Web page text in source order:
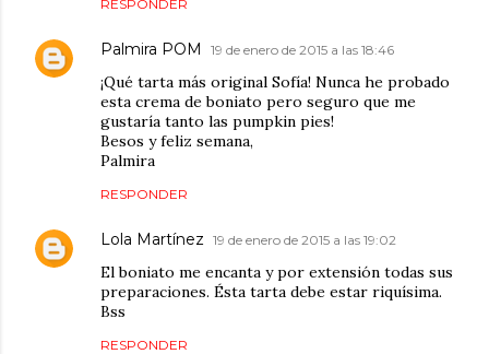
RESPONDER
Palmira POM 19 de enero de 2015 a las 18:46
¡Qué tarta más original Sofía! Nunca he probado
esta crema de boniato pero seguro que me
gustaría tanto las pumpkin pies!
Besos y feliz semana,
Palmira
RESPONDER
Lola Martínez 19 de enero de 2015 a las 19:02
El boniato me encanta y por extensión todas sus
preparaciones. Ésta tarta debe estar riquísima.
Bss
RESPONDER